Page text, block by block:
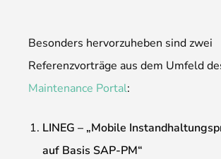
Besonders hervorzuheben sind zwei
Referenzvorträge aus dem Umfeld
Maintenance Portal:
LINEG – „Mobile
auf Basis SAP-PM“